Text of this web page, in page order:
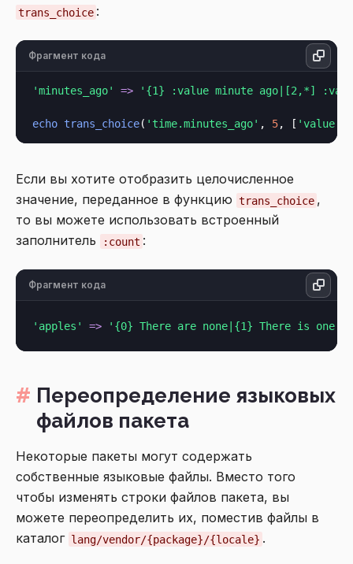
trans_choice :
Фрагмент кода
'minutes_ago' => '{1} :value minute ago|[2,*]
echo trans_choice( 'time.minutes_ago' , 5, [ 'value'
Если вы хотите отобразить целочисленное
значение, переданное в функцию trans_choice ,
то вы можете использовать встроенный
заполнитель
:count :
Фрагмент кода
'apples' => '{0} There are none|{1} There is
Переопределение языковых
файлов пакета
Некоторые пакеты могут содержать
собственные языковые файлы. Вместо того
чтобы изменять строки файлов пакета, вы
можете переопределить их, поместив файлы в
каталог lang/vendor/{package}/{locale} .